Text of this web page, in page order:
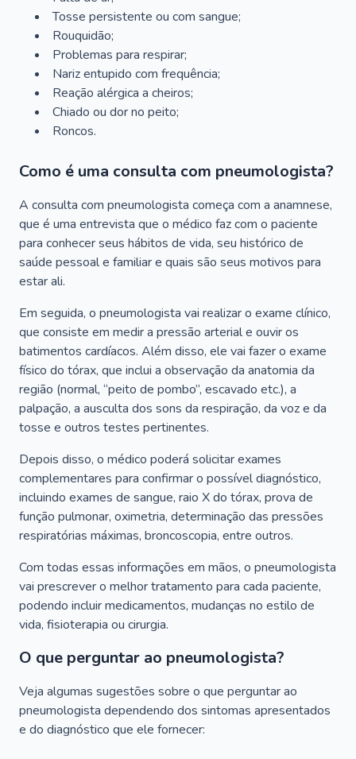
Tosse persistente ou com sangue;
Rouquidão;
Problemas para respirar;
Nariz entupido com frequência;
Reação alérgica a cheiros;
Chiado ou dor no peito;
Roncos.
Como é uma consulta com pneumologista?
A consulta com pneumologista começa com a anamnese,
que é uma entrevista que o médico faz com o paciente
para conhecer seus hábitos de vida, seu histórico de
saúde pessoal e familiar e quais são seus motivos para
estar ali.
Em seguida, o pneumologista vai realizar o exame clínico,
que consiste em medir a pressão arterial e ouvir os
batimentos cardíacos. Além disso, ele vai fazer o exame
físico do tórax, que inclui a observação da anatomia da
região (normal, “peito de pombo”, escavado etc.), a
palpação, a ausculta dos sons da respiração, da voz e da
tosse e outros testes pertinentes.
Depois disso, o médico poderá solicitar exames
complementares para confirmar o possível diagnóstico,
incluindo exames de sangue, raio X do tórax, prova de
função pulmonar, oximetria, determinação das pressões
respiratórias máximas, broncoscopia, entre outros.
Com todas essas informações em mãos, o pneumologista
vai prescrever o melhor tratamento para cada paciente,
podendo incluir medicamentos, mudanças no estilo de
vida, fisioterapia ou cirurgia.
O que perguntar ao pneumologista?
Veja algumas sugestões sobre o que perguntar ao
pneumologista dependendo dos sintomas apresentados
e do diagnóstico que ele fornecer: